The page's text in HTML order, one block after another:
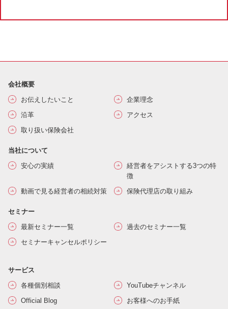
会社概要
お伝えしたいこと
企業理念
沿革
アクセス
取り扱い保険会社
当社について
安心の実績
経営者をアシストする3つの特
徴
動画で見る経営者の相続対策
保険代理店の取り組み
セミナー
最新セミナー一覧
過去のセミナー一覧
セミナーキャンセルポリシー
サービス
各種個別相談
YouTubeチャンネル
Official Blog
お客様へのお手紙